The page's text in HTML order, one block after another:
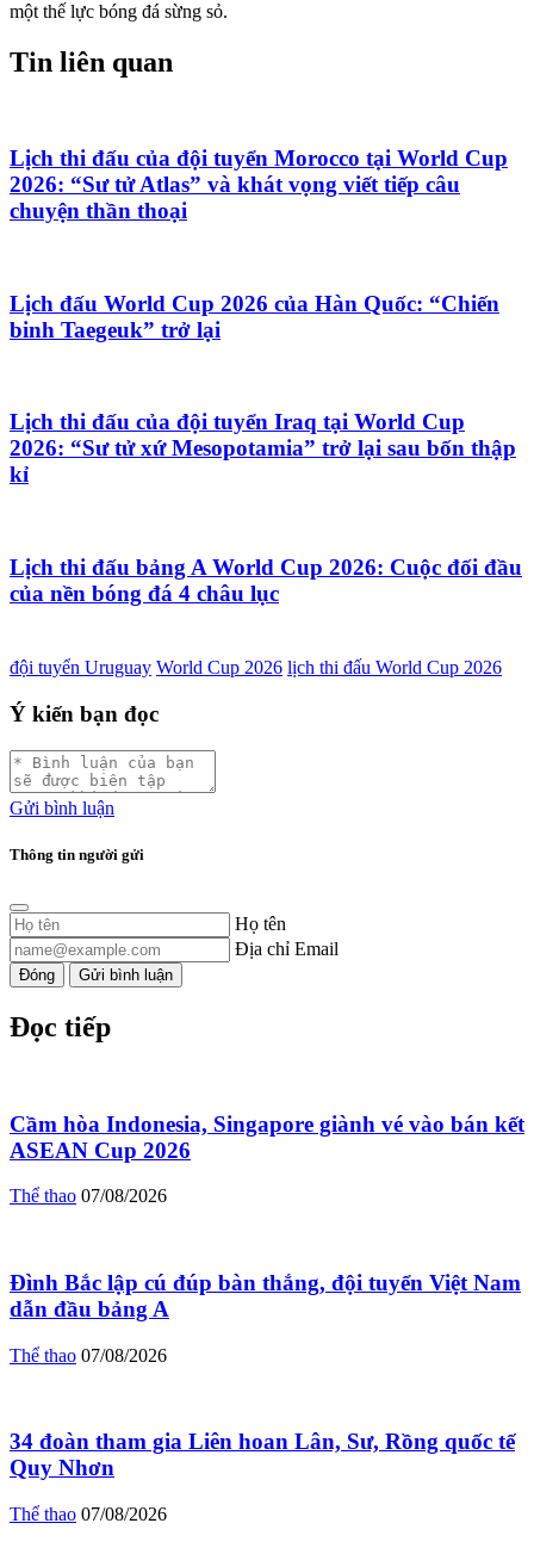
một thế lực bóng đá sừng sỏ.
Tin liên quan
Lịch thi đấu của đội tuyển Morocco tại World Cup
2026: “Sư tử Atlas” và khát vọng viết tiếp câu
chuyện thần thoại
Lịch đấu World Cup 2026 của Hàn Quốc: “Chiến
binh Taegeuk” trở lại
Lịch thi đấu của đội tuyển Iraq tại World Cup
2026: “Sư tử xứ Mesopotamia” trở lại sau bốn thập
kỉ
Lịch thi đấu bảng A World Cup 2026: Cuộc đối đầu
của nền bóng đá 4 châu lục
đội tuyển Uruguay World Cup 2026 lịch thi đấu World Cup 2026
Ý kiến bạn đọc
Gửi bình luận
Thông tin người gửi
Họ tên
Địa chỉ Email
Đóng Gửi bình luận
Đọc tiếp
Cầm hòa Indonesia, Singapore giành vé vào bán kết
ASEAN Cup 2026
Thể thao 07/08/2026
Đình Bắc lập cú đúp bàn thắng, đội tuyển Việt Nam
dẫn đầu bảng A
Thể thao 07/08/2026
34 đoàn tham gia Liên hoan Lân, Sư, Rồng quốc tế
Quy Nhơn
Thể thao 07/08/2026